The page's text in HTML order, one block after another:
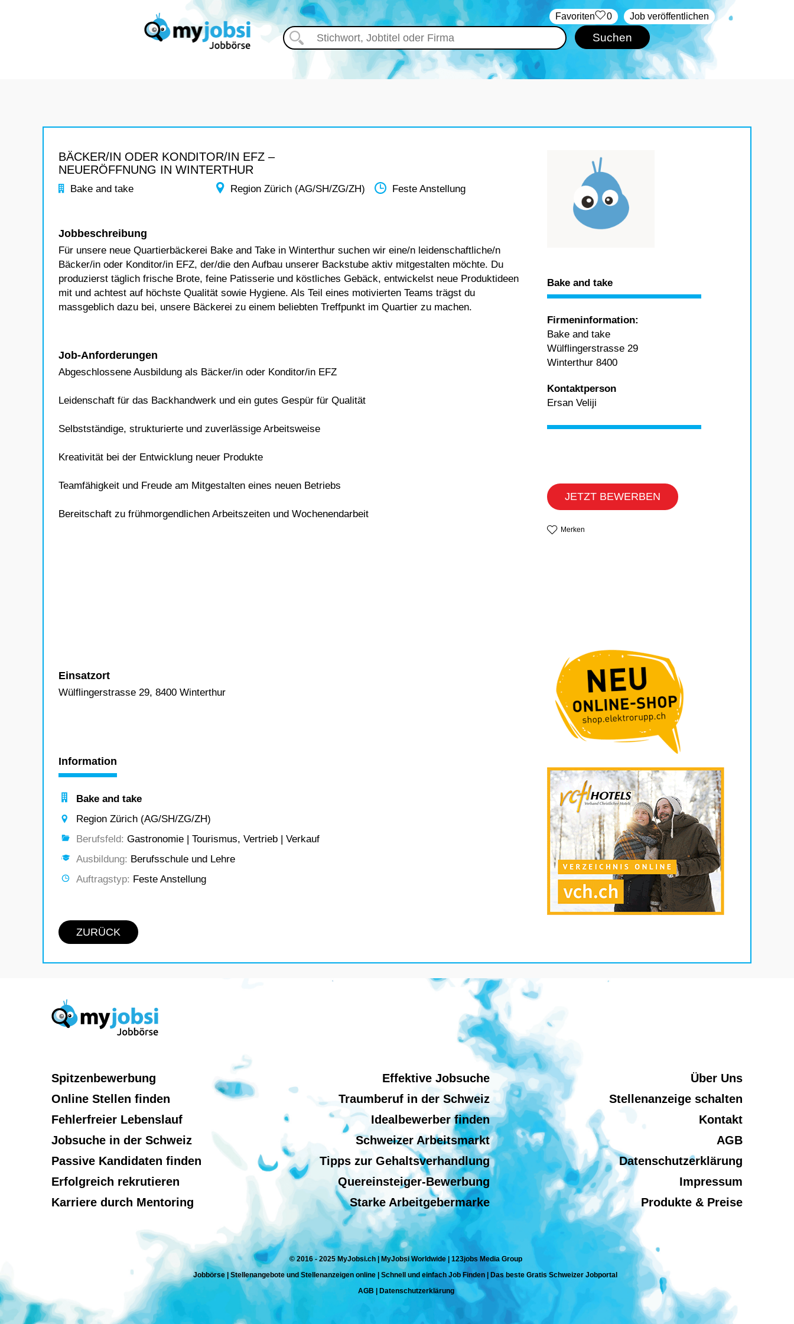
Job veröffentlichen
‏Favoriten 0
BÄCKER/IN ODER KONDITOR/IN EFZ –
NEUERÖFFNUNG IN WINTERTHUR
Bake and take Region Zürich (AG/SH/ZG/ZH) Feste Anstellung
Jobbeschreibung
Für unsere neue Quartierbäckerei Bake and Take in Winterthur suchen wir eine/n leidenschaftliche/n
Bäcker/in oder Konditor/in EFZ, der/die den Aufbau unserer Backstube aktiv mitgestalten möchte. Du
produzierst täglich frische Brote, feine Patisserie und köstliches Gebäck, entwickelst neue Produktideen
mit und achtest auf höchste Qualität sowie Hygiene. Als Teil eines motivierten Teams trägst du
massgeblich dazu bei, unsere Bäckerei zu einem beliebten Treffpunkt im Quartier zu machen.
Job-Anforderungen
Abgeschlossene Ausbildung als Bäcker/in oder Konditor/in EFZ
Leidenschaft für das Backhandwerk und ein gutes Gespür für Qualität
Selbstständige, strukturierte und zuverlässige Arbeitsweise
Kreativität bei der Entwicklung neuer Produkte
Teamfähigkeit und Freude am Mitgestalten eines neuen Betriebs
Bereitschaft zu frühmorgendlichen Arbeitszeiten und Wochenendarbeit
Einsatzort
Wülflingerstrasse 29, 8400 Winterthur
Information
Bake and take
Region Zürich (AG/SH/ZG/ZH)
Berufsfeld: Gastronomie | Tourismus, Vertrieb | Verkauf
Ausbildung: Berufsschule und Lehre
Auftragstyp: Feste Anstellung
ZURÜCK
Bake and take
Firmeninformation:
Bake and take
Wülflingerstrasse 29
Winterthur 8400
Kontaktperson
Ersan Veliji
JETZT BEWERBEN
Merken
Spitzenbewerbung
Online Stellen finden
Fehlerfreier Lebenslauf
Jobsuche in der Schweiz
Passive Kandidaten finden
Erfolgreich rekrutieren
Karriere durch Mentoring
Effektive Jobsuche
Traumberuf in der Schweiz
Idealbewerber finden
Schweizer Arbeitsmarkt
Tipps zur Gehaltsverhandlung
Quereinsteiger-Bewerbung
Starke Arbeitgebermarke
Über Uns
Stellenanzeige schalten
Kontakt
AGB
Datenschutzerklärung
Impressum
Produkte & Preise
© 2016 - 2025 MyJobsi.ch | MyJobsi Worldwide | 123jobs Media Group
Jobbörse | Stellenangebote und Stellenanzeigen online | Schnell und einfach Job Finden | Das beste Gratis Schweizer Jobportal
AGB
Datenschutzerklärung